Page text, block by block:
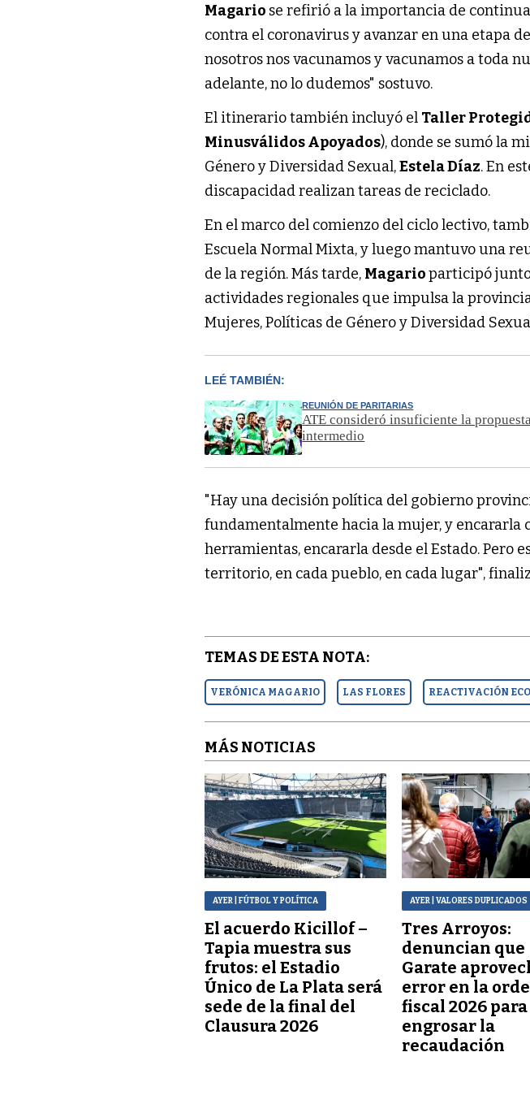
Magario se refirió a la importancia de
contra el coronavirus y avanzar en una etapa
nosotros nos vacunamos y vacunamos a toda
adelante, no lo dudemos" sostuvo.
El itinerario también incluyó el Taller
Minusválidos Apoyados), donde se sumó la
Género y Diversidad Sexual,Estela Díaz. En
discapacidad realizan tareas de reciclado.
En el marco del comienzo del ciclo lectivo,
Escuela Normal Mixta, y luego mantuvo una
de la región. Más tarde, Magarioparticipó
actividades regionales que impulsa la
Mujeres, Políticas de Género y Diversidad
LEÉ TAMBIÉN:
REUNIÓN DE PARITARIAS
ATE consideró insuficiente la
intermedio
"Hay una decisión política del gobierno
fundamentalmente hacia la mujer, y encararla
herramientas, encararla desde el Estado. Pero
territorio, en cada pueblo, en cada lugar",
TEMAS DE ESTA NOTA:
VERÓNICA MAGARIO LAS FLORES REACTIVACIÓN
MÁS NOTICIAS
AYER | FÚTBOL Y POLÍTICA
El acuerdo Kicillof –
Tapia muestra sus
frutos: el Estadio
Único de La Plata será
sede de la final del
Clausura 2026
AYER | VALORES DUPLICADOS
Tres Arroyos:
denuncian que
Garate
error en la
fiscal 2026 para
engrosar la
recaudación